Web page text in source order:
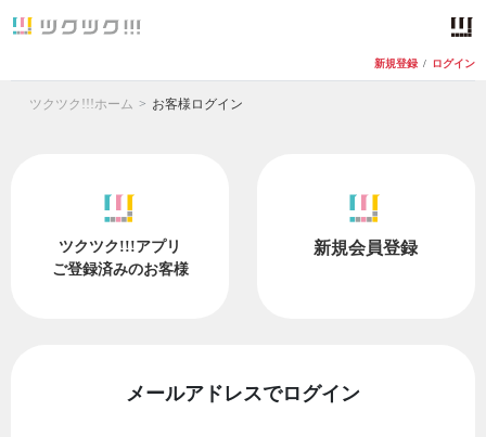
新規登録 / ログイン
ツクツク!!!ホーム お客様ログイン
ツクツク!!!アプリ
ご登録済みのお客様
新規会員登録
メールアドレスでログイン